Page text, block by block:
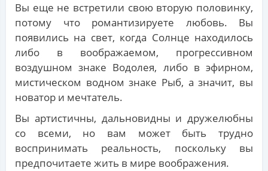
Вы еще не встретили свою вторую половинку,
потому что романтизируете любовь. Вы
появились на свет, когда Солнце находилось
либо в воображаемом, прогрессивном
воздушном знаке Водолея, либо в эфирном,
мистическом водном знаке Рыб, а значит, вы
новатор и мечтатель.
Вы артистичны, дальновидны и дружелюбны
со всеми, но вам может быть трудно
воспринимать реальность, поскольку вы
предпочитаете жить в мире воображения.